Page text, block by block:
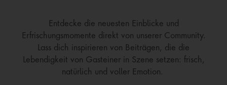
Entdecke die neuesten Einblicke und
Erfrischungsmomente direkt von unserer Community.
Lass dich inspirieren von Beiträgen, die die
Lebendigkeit von Gasteiner in Szene setzen: frisch,
natürlich und voller Emotion.